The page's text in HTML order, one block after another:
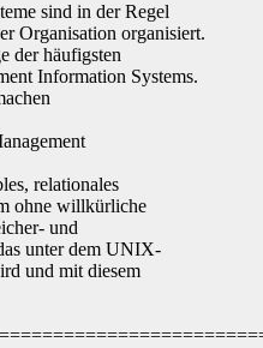
sind in der Regel
Organisation organisiert.
der häufigsten
Information Systems.
relationales
ohne willkürliche
und
unter dem UNIX-
und mit diesem